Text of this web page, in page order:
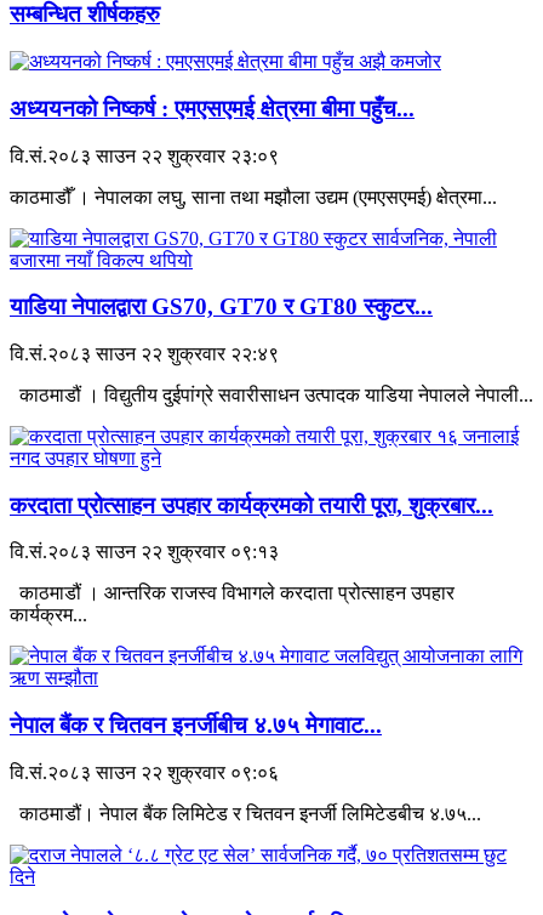
सम्बन्धित शीर्षकहरु
अध्ययनको निष्कर्ष : एमएसएमई क्षेत्रमा बीमा पहुँच...
वि.सं.२०८३ साउन २२ शुक्रवार २३:०९
काठमाडौँ । नेपालका लघु, साना तथा मझौला उद्यम (एमएसएमई) क्षेत्रमा...
याडिया नेपालद्वारा GS70, GT70 र GT80 स्कुटर...
वि.सं.२०८३ साउन २२ शुक्रवार २२:४९
काठमाडौं । विद्युतीय दुईपांग्रे सवारीसाधन उत्पादक याडिया नेपालले नेपाली...
करदाता प्रोत्साहन उपहार कार्यक्रमको तयारी पूरा, शुक्रबार...
वि.सं.२०८३ साउन २२ शुक्रवार ०९:१३
काठमाडौं । आन्तरिक राजस्व विभागले करदाता प्रोत्साहन उपहार
कार्यक्रम...
नेपाल बैंक र चितवन इनर्जीबीच ४.७५ मेगावाट...
वि.सं.२०८३ साउन २२ शुक्रवार ०९:०६
काठमाडौं। नेपाल बैंक लिमिटेड र चितवन इनर्जी लिमिटेडबीच ४.७५...